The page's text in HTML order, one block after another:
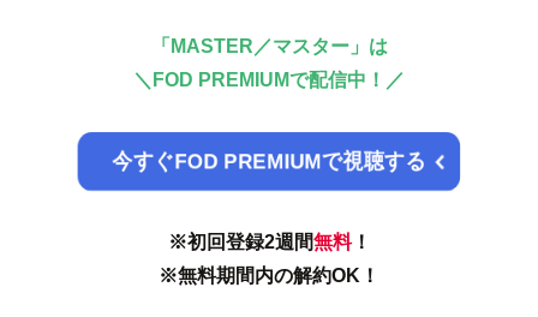
「MASTER／マスター」は
＼ FOD PREMIUMで配信中！／
今すぐFOD PREMIUMで視聴する
※初回登録2週間無料！
※無料期間内の解約OK！